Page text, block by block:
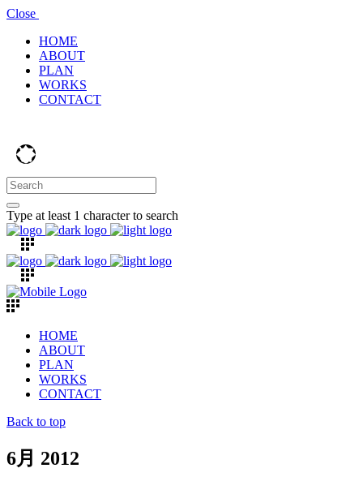
Close
HOME
ABOUT
PLAN
WORKS
CONTACT
Type at least 1 character to search
HOME
ABOUT
PLAN
WORKS
CONTACT
Back to top
6月 2012